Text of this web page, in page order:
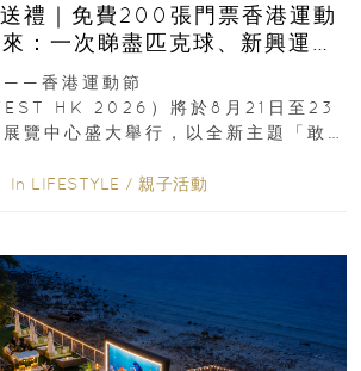
禮｜免費200張門票香港運動
：一次睇盡匹克球、新興運
百運動品牌展覽
——香港運動節
HK 2026）將於8月21日至23
覽中心盛大舉行，以全新主題「敢
In LIFESTYLE / 親子活動